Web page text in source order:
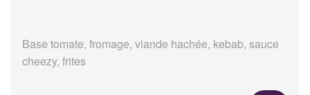
Base tomate, fromage, viande hachée, kebab, sauce
cheezy, frites